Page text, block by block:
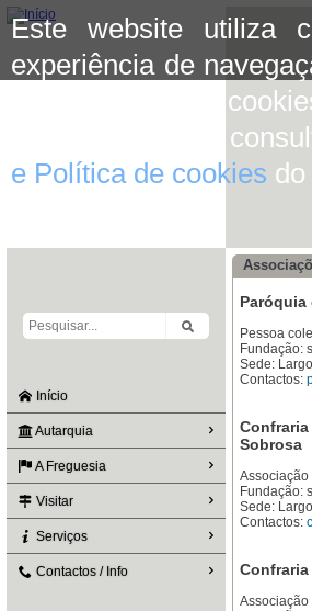
Este website utiliza
experiência de
aceitar o uso de
mais informação
e Política de cookies do
Início
Autarquia
A Freguesia
Visitar
Serviços
Contactos / Info
Paróquia
Pessoa
Fundação:
Sede:
Contactos:
Sobrosa
Associação
Fundação:
Sede:
Contactos:
Associação